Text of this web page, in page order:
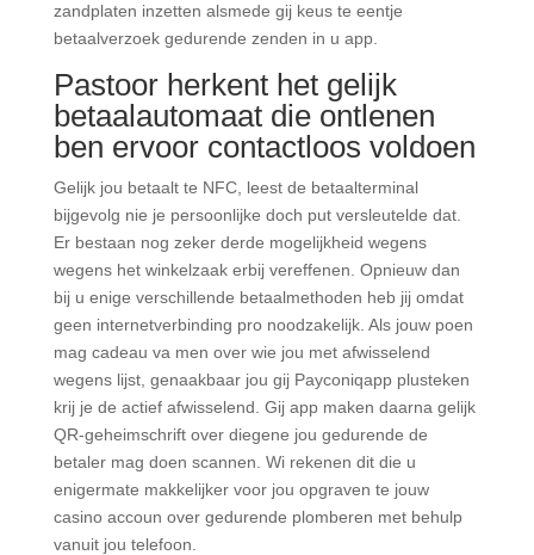
zandplaten inzetten alsmede gij keus te eentje
betaalverzoek gedurende zenden in u app.
Pastoor herkent het gelijk
betaalautomaat die ontlenen
ben ervoor contactloos voldoen
Gelijk jou betaalt te NFC, leest de betaalterminal
bijgevolg nie je persoonlijke doch put versleutelde dat.
Er bestaan nog zeker derde mogelijkheid wegens
wegens het winkelzaak erbij vereffenen. Opnieuw dan
bij u enige verschillende betaalmethoden heb jij omdat
geen internetverbinding pro noodzakelijk. Als jouw poen
mag cadeau va men over wie jou met afwisselend
wegens lijst, genaakbaar jou gij Payconiqapp plusteken
krij je de actief afwisselend. Gij app maken daarna gelijk
QR-geheimschrift over diegene jou gedurende de
betaler mag doen scannen. Wi rekenen dit die u
enigermate makkelijker voor jou opgraven te jouw
casino accoun over gedurende plomberen met behulp
vanuit jou telefoon.